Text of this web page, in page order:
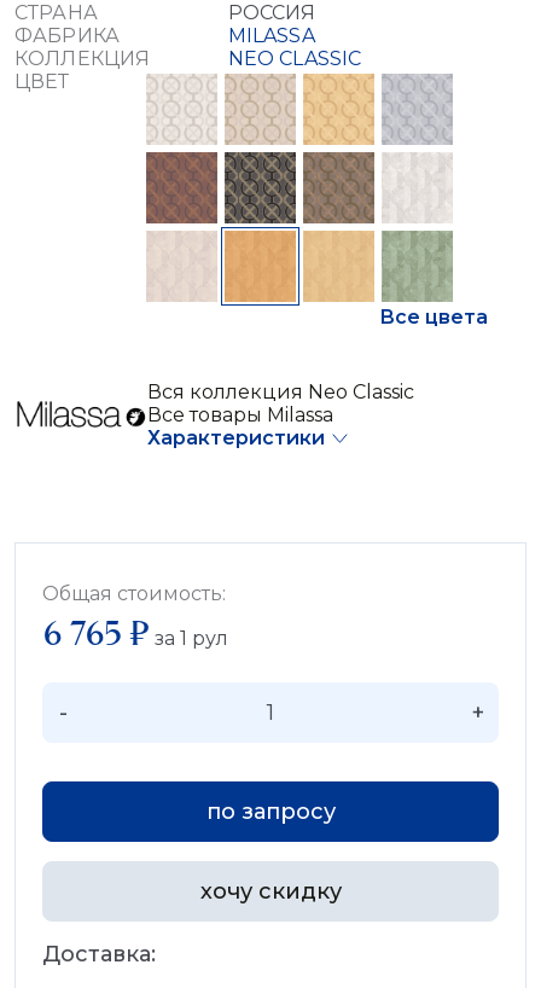
СТРАНА
РОССИЯ
ФАБРИКА
MILASSA
КОЛЛЕКЦИЯ
NEO CLASSIC
ЦВЕТ
Все цвета
Вся коллекция Neo Classic
Все товары Milassa
Характеристики
Общая стоимость:
6 765 ₽ за 1 рул
- +
по запросу
хочу скидку
Доставка: